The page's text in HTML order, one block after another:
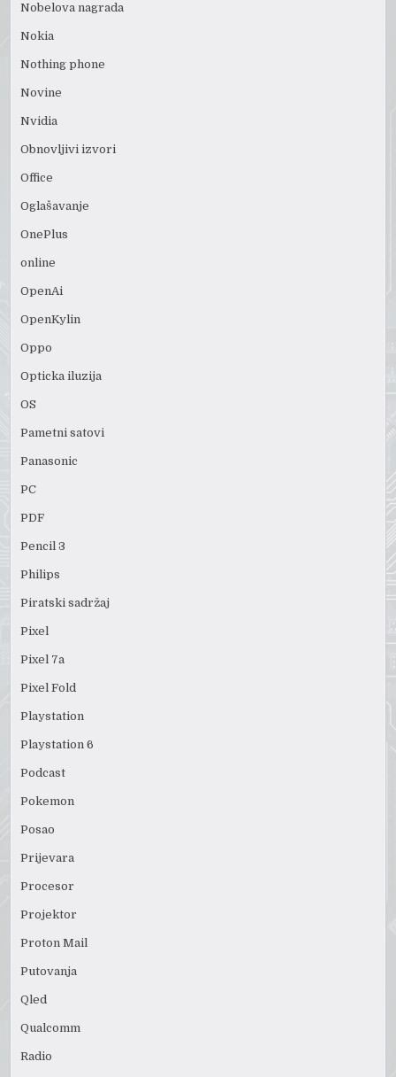
Nobelova nagrada
Nokia
Nothing phone
Novine
Nvidia
Obnovljivi izvori
Office
Oglašavanje
OnePlus
online
OpenAi
OpenKylin
Oppo
Opticka iluzija
OS
Pametni satovi
Panasonic
PC
PDF
Pencil 3
Philips
Piratski sadržaj
Pixel
Pixel 7a
Pixel Fold
Playstation
Playstation 6
Podcast
Pokemon
Posao
Prijevara
Procesor
Projektor
Proton Mail
Putovanja
Qled
Qualcomm
Radio